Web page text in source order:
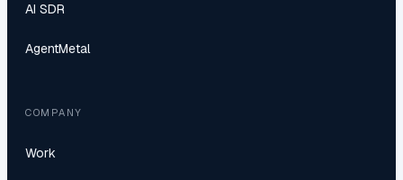
AI SDR
AgentMetal
COMPANY
Work